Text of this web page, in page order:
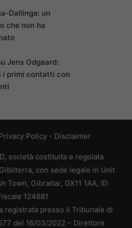
Dallinga: un
che non ha
Jens Odgaard:
i primi contatti con
Policy- Disclaimer
società costituita e regolata
con sede legale in Unit
Town, Gibraltar, GX11 1AA, ID
124881
registrata presso il Tribunale di
del 16/03/2022 – Direttore